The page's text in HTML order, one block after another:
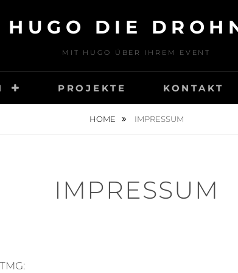
HUGO DIE
MIT HUGO ÜBER IHREM EVENT
PROJEKTE KONTAKT
HOME IMPRESSUM
IMPRESSUM